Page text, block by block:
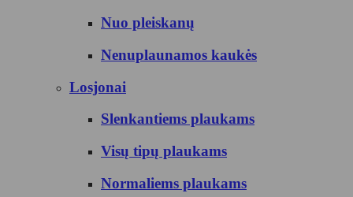
Nuo pleiskanų
Nenuplaunamos kaukės
Losjonai
Slenkantiems plaukams
Visų tipų plaukams
Normaliems plaukams